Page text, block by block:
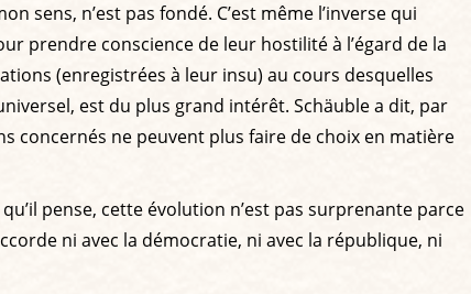
sens, n’est pas fondé. C’est même l’inverse qui
prendre conscience de leur hostilité à l’égard de la
(enregistrées à leur insu) au cours desquelles
est du plus grand intérêt. Schäuble a dit, par
concernés ne peuvent plus faire de choix en matière
pense, cette évolution n’est pas surprenante parce
ni avec la démocratie, ni avec la république, ni